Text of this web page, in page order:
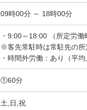
09時00分 ～ 18時00分
・9:00～18:00 （所定労
※客先常駐時は常駐先の所
・時間外労働：あり（平均
①60分
土,日,祝